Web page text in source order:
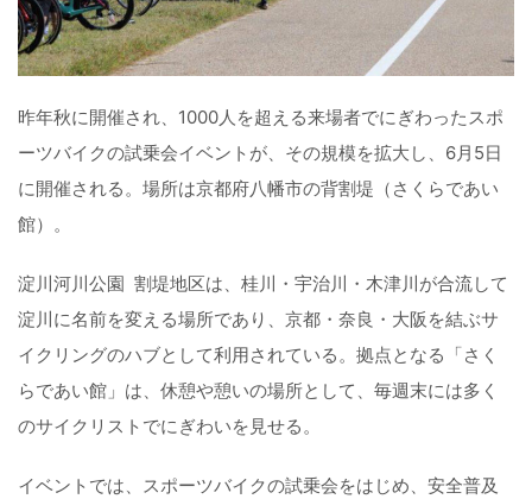
昨年秋に開催され、1000人を超える来場者でにぎわったスポ
ーツバイクの試乗会イベントが、その規模を拡大し、6月5日
に開催される。場所は京都府八幡市の背割堤（さくらであい
館）。
淀川河川公園 割堤地区は、桂川・宇治川・木津川が合流して
淀川に名前を変える場所であり、京都・奈良・大阪を結ぶサ
イクリングのハブとして利用されている。拠点となる「さく
らであい館」は、休憩や憩いの場所として、毎週末には多く
のサイクリストでにぎわいを見せる。
イベントでは、スポーツバイクの試乗会をはじめ、安全普及